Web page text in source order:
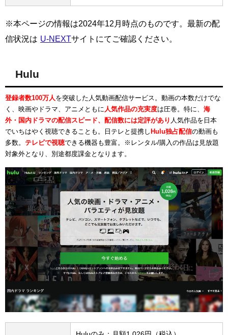
※本ページの情報は2024年12月時点のものです。最新の配
信状況は U-NEXTサイトにてご確認ください。
Hulu
登録者数100万人 を突破した人気動画配信サービス。動画の本数だけでな
く、映画やドラマ、アニメともに 人気作品の充実度は圧巻。特に、 海
外・国内ドラマの配信スピード、配信数には定評があり 人気作品を日本
でいちはやく視聴できることも。日テレと提携し Hulu独占配信の動画も
多数。 テレビで視聴できる機器も豊富。※レンタル/購入の作品は見放題
対象外となり、別途都度課金となります。